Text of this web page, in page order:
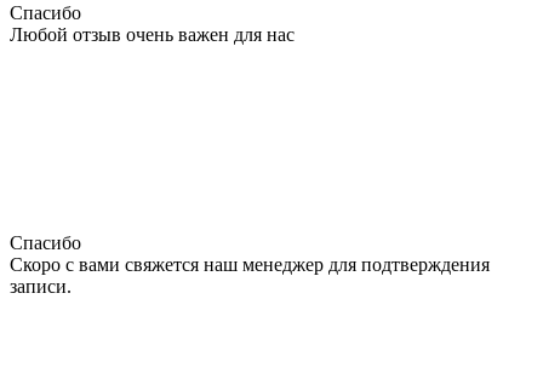
Спасибо
Любой отзыв очень важен для нас
Спасибо
Скоро с вами свяжется наш менеджер для подтверждения
записи.